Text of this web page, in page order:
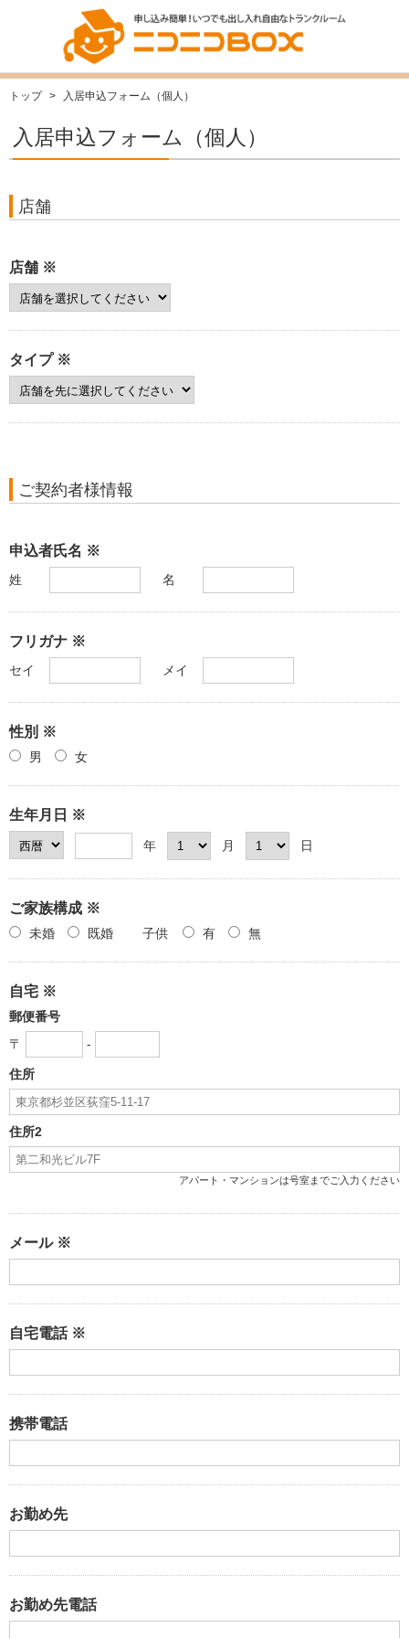
トップ > 入居申込フォーム（個人）
入居申込フォーム（個人）
店舗
店舗 ※
タイプ ※
ご契約者様情報
申込者氏名 ※
姓 名
フリガナ ※
セイ メイ
性別 ※
男 女
生年月日 ※
年 月 日
ご家族構成 ※
未婚 既婚 子供 有 無
自宅 ※
郵便番号
〒
-
住所
住所2
アパート・マンションは号室までご入力ください
メール ※
自宅電話 ※
携帯電話
お勤め先
お勤め先電話